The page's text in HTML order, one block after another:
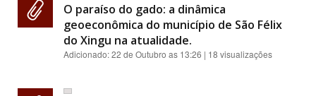
O paraíso do gado: a dinâmica
geoeconômica do município de São Félix
do Xingu na atualidade.
Adicionado:22 de Outubro as 13:26 | 18 visualizações